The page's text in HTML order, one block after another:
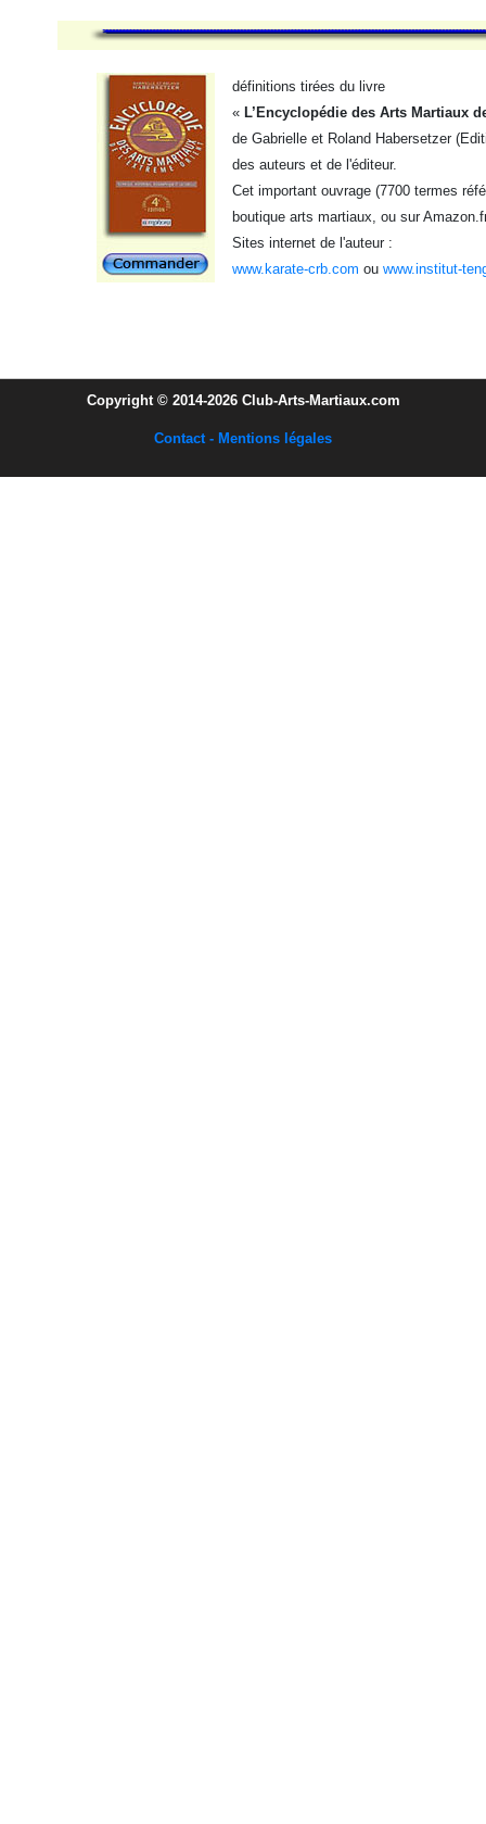
définitions tirées du livre
« L’Encyclopédie des Arts Martiaux
de Gabrielle et Roland Habersetzer
des auteurs et de l'éditeur.
Cet important ouvrage (7700 termes
boutique arts martiaux, ou sur
Sites internet de l'auteur :
www.karate-crb.com ou www.institut-
Copyright © 2014-2026 Club-Arts-Martiaux.com
Contact - Mentions légales